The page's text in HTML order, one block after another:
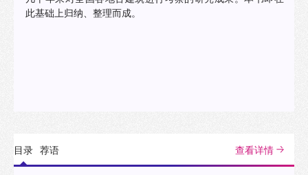
此基础上归纳、整理而成。
目录 荐语 查看详情